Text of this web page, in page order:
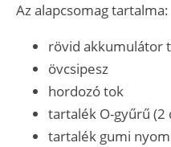
Az alapcsomag tartalma:
rövid akkumulátor
övcsipesz
hordozó tok
tartalék O-gyűrű (2
tartalék gumi